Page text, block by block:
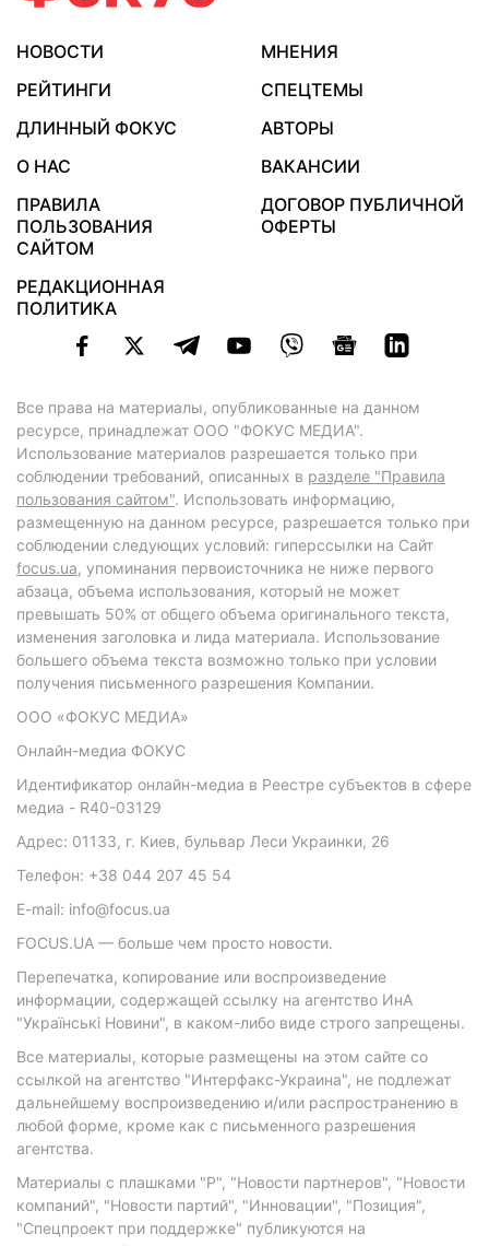
НОВОСТИ
МНЕНИЯ
РЕЙТИНГИ
СПЕЦТЕМЫ
ДЛИННЫЙ ФОКУС
АВТОРЫ
О НАС
ВАКАНСИИ
ПРАВИЛА
ПОЛЬЗОВАНИЯ
САЙТОМ
ДОГОВОР ПУБЛИЧНОЙ
ОФЕРТЫ
РЕДАКЦИОННАЯ
ПОЛИТИКА
Все права на материалы, опубликованные на данном
ресурсе, принадлежат ООО "ФОКУС МЕДИА".
Использование материалов разрешается только при
соблюдении требований, описанных в разделе "Правила
пользования сайтом". Использовать информацию,
размещенную на данном ресурсе, разрешается только при
соблюдении следующих условий: гиперссылки на Сайт
focus.ua, упоминания первоисточника не ниже первого
абзаца, объема использования, который не может
превышать 50% от общего объема оригинального текста,
изменения заголовка и лида материала. Использование
большего объема текста возможно только при условии
получения письменного разрешения Компании.
ООО «ФОКУС МЕДИА»
Онлайн-медиа ФОКУС
Идентификатор онлайн-медиа в Реестре субъектов в сфере
медиа - R40-03129
Адрес: 01133, г. Киев, бульвар Леси Украинки, 26
Телефон: +38 044 207 45 54
E-mail: info@focus.ua
FOCUS.UA — больше чем просто новости.
Перепечатка, копирование или воспроизведение
информации, содержащей ссылку на агентство ИнА
"Українські Новини", в каком-либо виде строго запрещены.
Все материалы, которые размещены на этом сайте со
ссылкой на агентство "Интерфакс-Украина", не подлежат
дальнейшему воспроизведению и/или распространению в
любой форме, кроме как с письменного разрешения
агентства.
Материалы с плашками "Р", "Новости партнеров", "Новости
компаний", "Новости партий", "Инновации", "Позиция",
"Спецпроект при поддержке" публикуются на